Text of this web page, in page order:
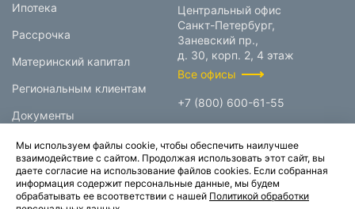
Ипотека
Рассрочка
Материнский капитал
Региональным клиентам
Документы
Центральный офис
Санкт-Петербург,
Заневский пр.,
д. 30, корп. 2, 4 этаж
Все офисы
+7 (800) 600-61-55
© 1995-2026.
Мы используем файлы cookie, чтобы обеспечить наилучшее
взаимодействие с сайтом. Продолжая использовать этот сайт, вы
даете согласие на использование файлов cookies. Если собранная
информация содержит персональные данные, мы будем
обрабатывать ее всоответствии с нашей Политикой обработки